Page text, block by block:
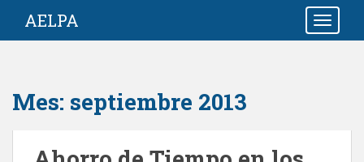
i
AELPA
Mes: septiembre 2013